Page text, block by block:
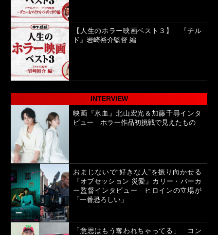
【人生のホラー映画ベスト３】 『チル
ド』岩崎裕介監督 編
INTERVIEW
映画『氷血』北山宏光＆加藤千尋インタ
ビュー ホラー作品初挑戦で見えたもの
おまじないで“好きな人”を振り向かせる
『オブセッション 災愛』カリー・バーカ
ー監督インタビュー ヒロインの立場が
「一番恐ろしい」
「意思はもう奪われちゃってる」 コン